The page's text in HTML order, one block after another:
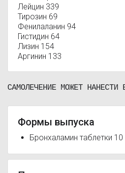
Лейцин 339
Тирозин 69
Фенилаланин 94
Гистидин 64
Лизин 154
Аргинин 133
САМОЛЕЧЕНИЕ МОЖЕТ НАНЕСТИ
Формы выпуска
Бронхаламин таблетки